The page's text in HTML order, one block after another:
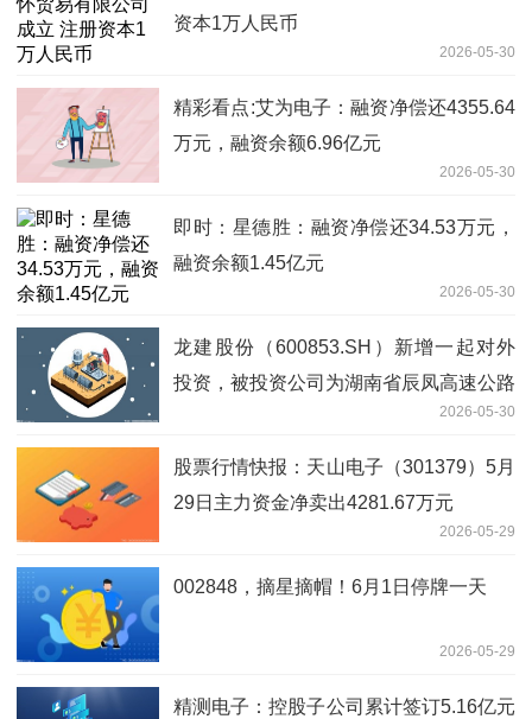
资本1万人民币
2026-05-30
精彩看点:艾为电子：融资净偿还4355.64
万元，融资余额6.96亿元
2026-05-30
即时：星德胜：融资净偿还34.53万元，
融资余额1.45亿元
2026-05-30
龙建股份（600853.SH）新增一起对外
投资，被投资公司为湖南省辰凤高速公路
2026-05-30
股票行情快报：天山电子（301379）5月
29日主力资金净卖出4281.67万元
2026-05-29
002848，摘星摘帽！6月1日停牌一天
2026-05-29
精测电子：控股子公司累计签订5.16亿元